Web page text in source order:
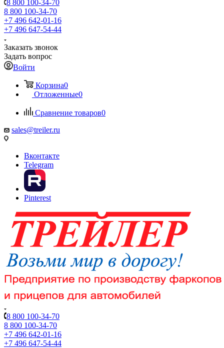
8 800 100-34-70
8 800 100-34-70
+7 496 642-01-16
+7 496 647-54-44
Заказать звонок
Задать вопрос
Войти
Корзина0
Отложенные0
Сравнение товаров0
sales@treiler.ru
Вконтакте
Telegram
Pinterest
8 800 100-34-70
8 800 100-34-70
+7 496 642-01-16
+7 496 647-54-44